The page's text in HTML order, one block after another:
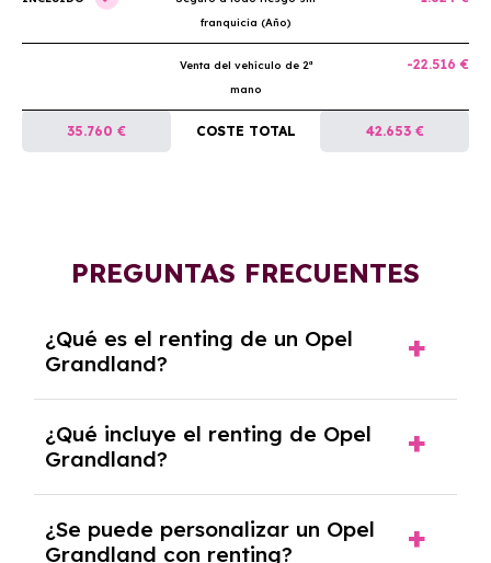
franquicia (Año)
Venta del vehículo de 2ª
mano
-22.516 €
35.760 € COSTE TOTAL 42.653 €
PREGUNTAS FRECUENTES
¿Qué es el renting de un Opel
Grandland?
contrato de alquiler a largo plazo en el que
pagas una cuota mensual fija por el uso del
coche durante un periodo determinado,
generalmente entre 2 y 5 años.
¿Qué incluye el renting de Opel
Grandland?
seguro a todo riesgo, mantenimiento,
¿Se puede personalizar un Opel
Grandland con renting?